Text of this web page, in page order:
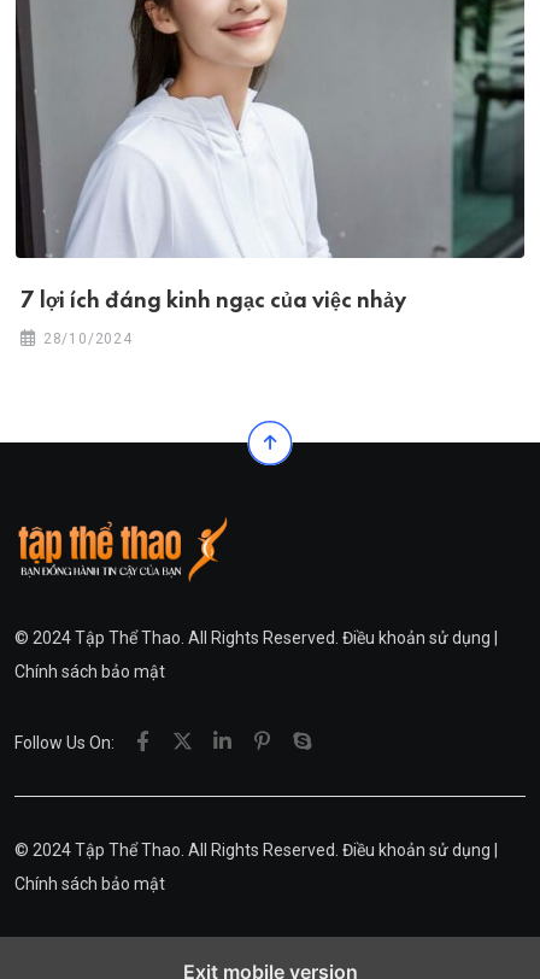
7 lợi ích đáng kinh ngạc của việc nhảy
28/10/2024
© 2024 Tập Thể Thao. All Rights Reserved. Điều khoản sử dụng
Chính sách bảo mật
Follow Us On:
© 2024 Tập Thể Thao. All Rights Reserved. Điều khoản sử dụng
Chính sách bảo mật
Exit mobile version